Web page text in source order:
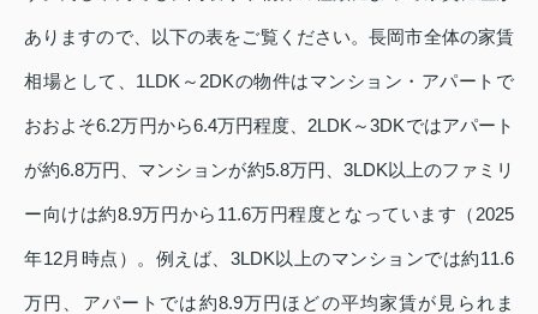
ありますので、以下の表をご覧ください。長岡市全体の家賃
相場として、1LDK～2DKの物件はマンション・アパートで
おおよそ6.2万円から6.4万円程度、2LDK～3DKではアパート
が約6.8万円、マンションが約5.8万円、3LDK以上のファミリ
ー向けは約8.9万円から11.6万円程度となっています（2025
年12月時点）。例えば、3LDK以上のマンションでは約11.6
万円、アパートでは約8.9万円ほどの平均家賃が見られま